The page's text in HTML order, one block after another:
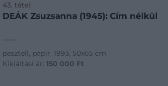
43. tétel:
DEÁK Zsuzsanna (1945): Cím nélkül
pasztell, papír, 1993, 50x65 cm
Kikiáltási ár:150 000 Ft